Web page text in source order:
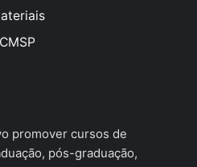
CMSP
promover cursos de
pós-graduação,